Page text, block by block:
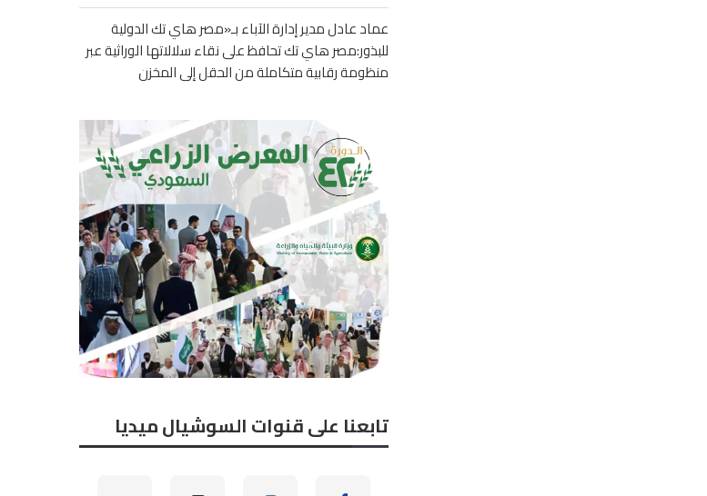
عماد عادل مدير إدارة الآباء بـ«مصر هاي تك الدولية
للبذور:مصر هاي تك تحافظ على نقاء سلالاتها الوراثية عبر
منظومة رقابية متكاملة من الحقل إلى المخزن
تابعنا على قنوات السوشيال ميديا